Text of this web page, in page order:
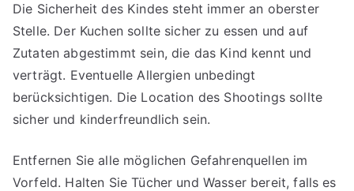
Die Sicherheit des Kindes steht immer an oberster
Stelle. Der Kuchen sollte sicher zu essen und auf
Zutaten abgestimmt sein, die das Kind kennt und
verträgt. Eventuelle Allergien unbedingt
berücksichtigen. Die Location des Shootings sollte
sicher und kinderfreundlich sein.
Entfernen Sie alle möglichen Gefahrenquellen im
Vorfeld. Halten Sie Tücher und Wasser bereit, falls es